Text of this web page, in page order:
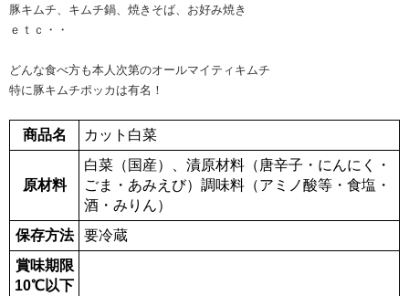
豚キムチ、キムチ鍋、焼きそば、お好み焼き
ｅｔｃ・・
どんな食べ方も本人次第のオールマイティキムチ
特に豚キムチポッカは有名！
商品名 カット白菜
原材料
白菜（国産）、漬原材料（唐辛子・にんにく・
ごま・あみえび）調味料（アミノ酸等・食塩・
酒・みりん）
保存方法
要冷蔵
賞味期限
10℃以下